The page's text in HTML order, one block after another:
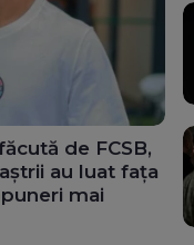
de FCSB,
au luat fața
mai